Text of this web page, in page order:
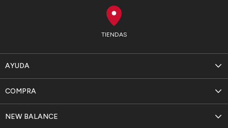
TIENDAS
AYUDA
NEW BALANCE
COMPRA